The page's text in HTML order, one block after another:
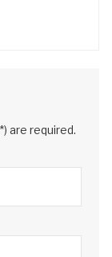
are required.